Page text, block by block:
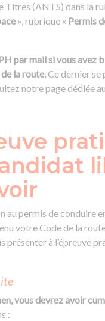
Titres (ANTS) dans la
», rubrique « Permis
par mail si vous avez
la route.Ce dernier se
notre page dédiée au
permis de conduire
votre Code de la
présenter à l’épreuve
vous devrez avoir
: